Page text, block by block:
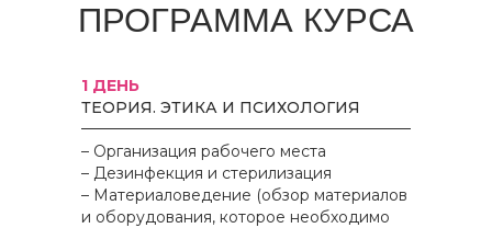
1 ДЕНЬ
ТЕОРИЯ. ЭТИКА И ПСИХОЛОГИЯ
– Организация рабочего места
– Дезинфекция и стерилизация
– Материаловедение (обзор материалов
и оборудования, которое необходимо
ПРОГРАММА КУРСА